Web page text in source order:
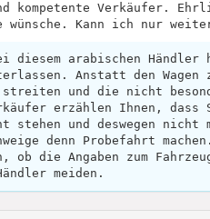
kompetente Verkäufer.
Kann ich nur
diesem arabischen
Anstatt den Wagen
und die nicht
erzählen Ihnen,
stehen und deswegen nicht
denn Probefahrt
ob die Angaben zum
meiden.